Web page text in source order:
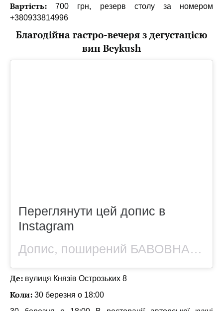
Вартість: 700 грн, резерв столу за номером
+380933814996
Благодійна гастро-вечеря з дегустацією
вин Beykush
Переглянути цей допис в
Instagram
Допис, поширений БАВОВНА — авторська кухня на відкритому полумʼї (@bavovna.rest)
Де: вулиця Князів Острозьких 8
Коли: 30 березня о 18:00